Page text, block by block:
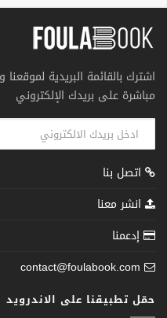
اشترك بالقائمة البريدية
مباشرة على بريدك الإلكتروني
اتصل بنا
انشر معنا
إدعمنا
contact@foulabook.com
حمّل تطبيقنا على الاندرويد